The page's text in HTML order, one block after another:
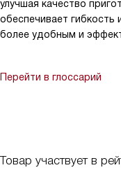
Товар участвует в
улучшая качество
обеспечивает гибкость
более удобным и
Перейти в глоссарий